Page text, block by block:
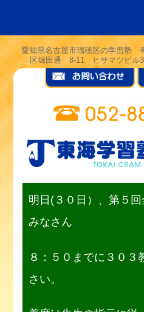
愛知県名古屋市瑞穂区の学習塾
区堀田通 8-11 ヒサマツビル
明日(３０日）、第５
みなさん
８：５０までに３０３
さい。